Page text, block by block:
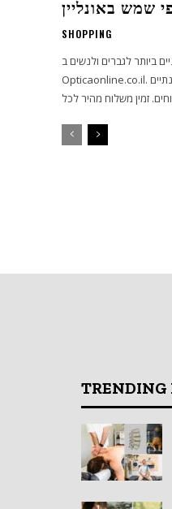
שמש באונליין
SHOPPING
ביותר לגברים ולנשים ב-
Opticaonline.co.il. הגן על העיניים שלך בסטייל עם העיצובים האופנתיים
TRENDING